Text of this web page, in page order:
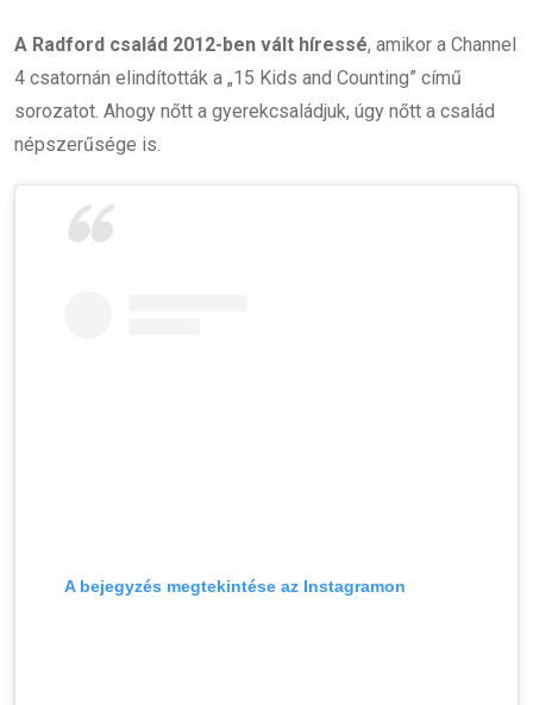
A Radford család 2012-ben vált híressé, amikor a Channel
4 csatornán elindították a „15 Kids and Counting” című
sorozatot. Ahogy nőtt a gyerekcsaládjuk, úgy nőtt a család
népszerűsége is.
A bejegyzés megtekintése az Instagramon